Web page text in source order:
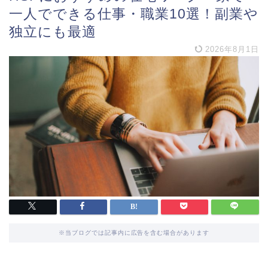
一人でできる仕事・職業10選！副業や
独立にも最適
2026年8月1日
※当ブログでは記事内に広告を含む場合があります